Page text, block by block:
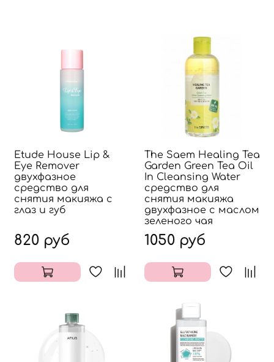
Etude House Lip &
Eye Remover
двухфазное
средство для
снятия макияжа с
глаз и губ
820 руб
The Saem Healing Tea
Garden Green Tea Oil
In Cleansing Water
средство для
снятия макияжа
двухфазное с маслом
зеленого чая
1050 руб